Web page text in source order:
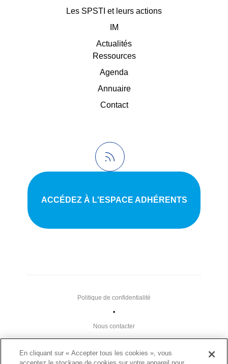
Les SPSTI et leurs actions
IM
Actualités
Ressources
Agenda
Annuaire
Contact
ACCÉDEZ À L'ESPACE ADHÉRENTS
Liens utiles
•
Nous contacter
•
Politique de confidentialité
En cliquant sur « Accepter tous les cookies », vous